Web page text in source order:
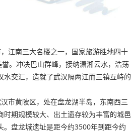
江南三大名楼之一，国家旅游胜地四十
。冲决巴山群峰，接纳潇湘云水，浩荡
交汇，造就了武汉隔两江而三镇互峙的
市黄陂区，处在盘龙湖半岛，东南西三
期规模较大、出土遗存较为丰富的城邑
。盘龙城遗址是距今约3500年到距今约